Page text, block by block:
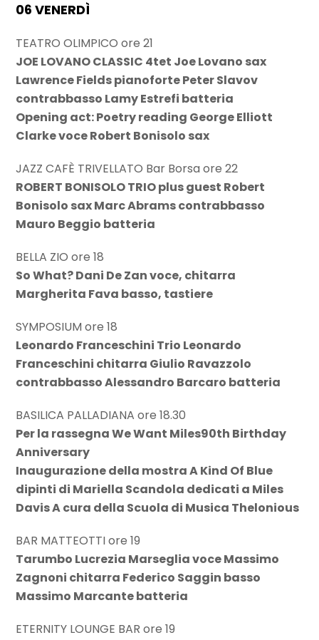
06 VENERDÌ
TEATRO OLIMPICO ore 21
JOE LOVANO CLASSIC 4tet Joe Lovano sax
Lawrence Fields pianoforte Peter Slavov
contrabbasso Lamy Estrefi batteria
Opening act: Poetry reading George Elliott
Clarke voce Robert Bonisolo sax
JAZZ CAFÈ TRIVELLATO Bar Borsa ore 22
ROBERT BONISOLO TRIO plus guest Robert
Bonisolo sax Marc Abrams contrabbasso
Mauro Beggio batteria
BELLA ZIO ore 18
So What? Dani De Zan voce, chitarra
Margherita Fava basso, tastiere
SYMPOSIUM ore 18
Leonardo Franceschini Trio Leonardo
Franceschini chitarra Giulio Ravazzolo
contrabbasso Alessandro Barcaro batteria
BASILICA PALLADIANA ore 18.30
Per la rassegna We Want Miles90th Birthday
Anniversary
Inaugurazione della mostra A Kind Of Blue
dipinti di Mariella Scandola dedicati a Miles
Davis A cura della Scuola di Musica Thelonious
BAR MATTEOTTI ore 19
Tarumbo Lucrezia Marseglia voce Massimo
Zagnoni chitarra Federico Saggin basso
Massimo Marcante batteria
ETERNITY LOUNGE BAR ore 19